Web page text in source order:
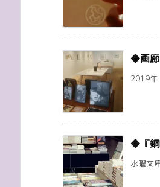
◆画廊
2019年
◆『銅
水曜文